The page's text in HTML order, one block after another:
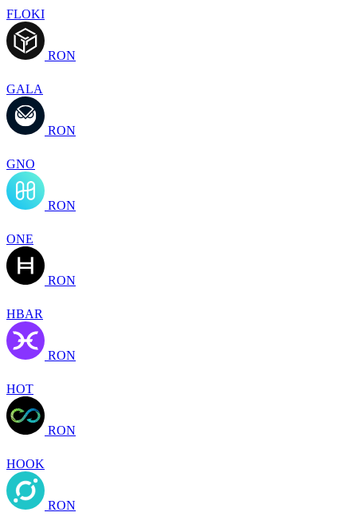
FLOKI
RON
GALA
RON
GNO
RON
ONE
RON
HBAR
RON
HOT
RON
HOOK
RON